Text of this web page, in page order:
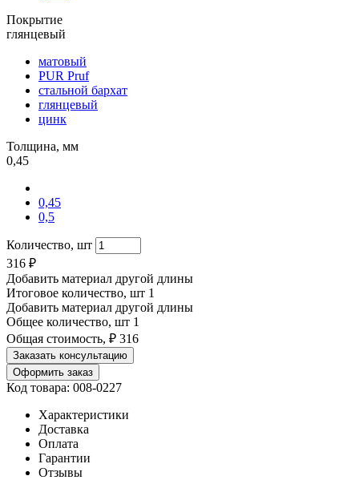
Покрытие
глянцевый
матовый
PUR Pruf
стальной бархат
глянцевый
цинк
Толщина, мм
0,45
0,45
0,5
Количество, шт
316 ₽
Добавить материал другой длины
Итоговое количество, шт 1
Добавить материал другой длины
Общее количество, шт 1
Общая стоимость, ₽ 316
Заказать консультацию
Оформить заказ
Код товара: 008-0227
Характеристики
Доставка
Оплата
Гарантии
Отзывы